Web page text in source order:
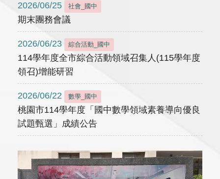
2026/06/25 社會_國中
期末團務會議
2026/06/23 綜合活動_國中
114學年度全市綜合活動領域召集人(115學年度
領召)增能研習
2026/06/22 數學_國中
桃園市114學年度「國中數學領域素養導向優良
試題甄選」成績公告